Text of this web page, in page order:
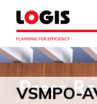
VSMPO-